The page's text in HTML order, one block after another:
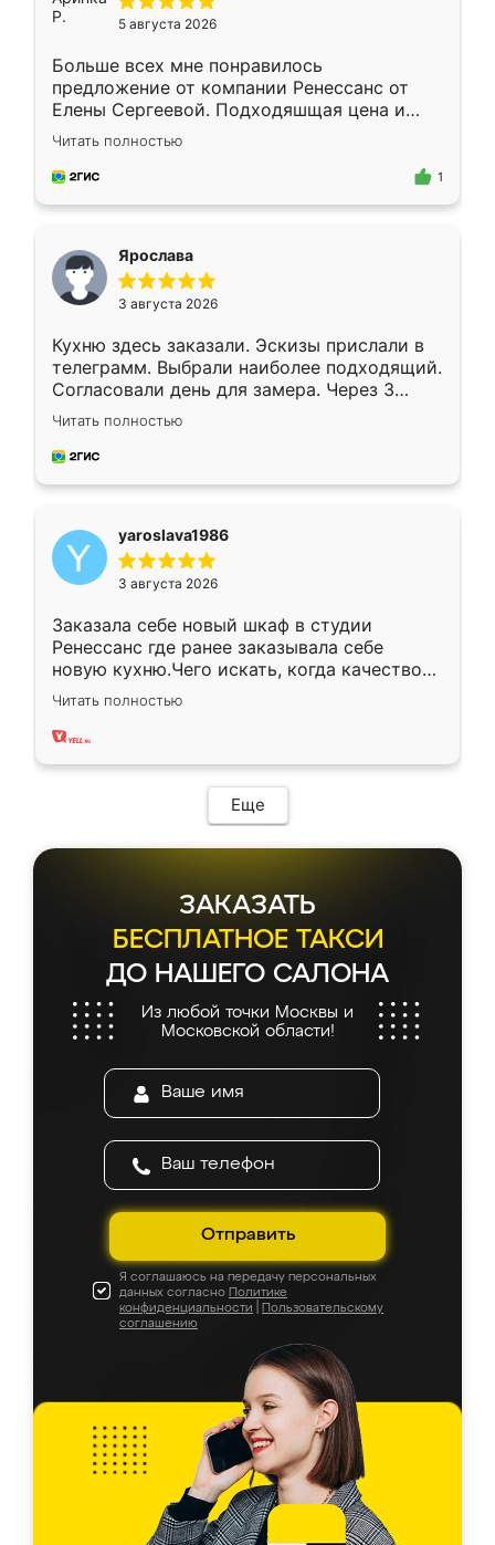
5 августа 2026
Больше всех мне понравилось
предложение от компании Ренессанс от
Елены Сергеевой. Подходяшщая цена и
короткие сроки изготовления. Приехавший
для замера сотрудник Владислав
предложил по моему эскизу самый
Читать полностью
1
Ярослава
3 августа 2026
Кухню здесь заказали. Эскизы прислали в
телеграмм. Выбрали наиболее подходящий.
Согласовали день для замера. Через 3
недели кухня была уже готова. Остались
довольны работой. Спасибо Ренессанс
мебель за качественную работу!
Читать полностью
yaroslava1986
3 августа 2026
Заказала себе новый шкаф в студии
Ренессанс где ранее заказывала себе
новую кухню.Чего искать, когда качеством
вполне довольна. Служит кухня уже почти
два года, нареканий нет.
Читать полностью
Еще
ЗАКАЗАТЬ
БЕСПЛАТНОЕ ТАКСИ
ДО НАШЕГО САЛОНА
Из любой точки Москвы и
Московской области!
Отправить
Я соглашаюсь на передачу персональных
данных согласно Политике
конфиденциальности
Пользовательскому
соглашению